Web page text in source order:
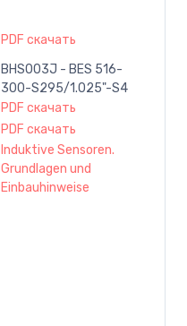
PDF скачать
BHS003J - BES 516-
300-S295/1.025"-S4
PDF скачать
PDF скачать
Induktive Sensoren.
Grundlagen und
Einbauhinweise